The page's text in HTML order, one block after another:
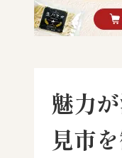
魅力
見市